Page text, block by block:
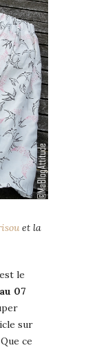
et la
le
07
sur
ce